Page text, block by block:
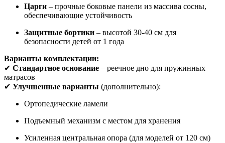
Царги – прочные боковые панели из массива сосны,
обеспечивающие устойчивость
Защитные бортики – высотой 30-40 см для
безопасности детей от 1 года
Варианты комплектации:
✔ Стандартное основание – реечное дно для пружинных
матрасов
✔ Улучшенные варианты (дополнительно):
Ортопедические ламели
Подъемный механизм с местом для хранения
Усиленная центральная опора (для моделей от 120 см)